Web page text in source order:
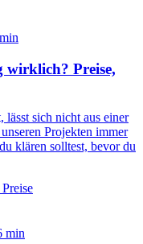
min
wirklich? Preise,
sich nicht aus einer
Projekten immer
klären solltest, bevor du
min